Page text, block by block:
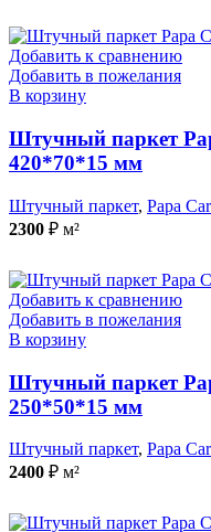
Добавить к сравнению
Добавить в пожелания
В корзину
Штучный паркет
420*70*15 мм
Штучный паркет, Papa
2300 ₽ м²
Добавить к сравнению
Добавить в пожелания
В корзину
Штучный паркет
250*50*15 мм
Штучный паркет, Papa
2400 ₽ м²